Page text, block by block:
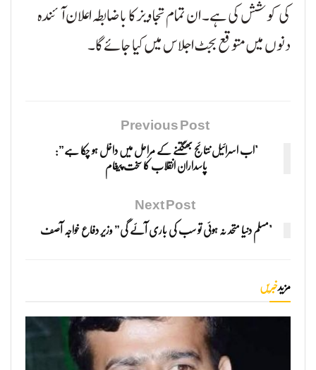
کی کوشش کی ہے۔ ان تمام تجاویز کا باضابطہ اعلان آئندہ
دنوں میں متوقع بجٹ اجلاس میں کیا جائے گا۔
Previous Post
"اب اسرائیل نتائج بھگتنے کے مراحل میں داخل ہو چکا ہے”:
پاسداران انقلاب کا سخت پیغام
Next Post
"مسلم دنیا متحد نہ ہوئی تو سب کی باری آئے گی” وزیر دفاع خواجہ آصف
مزیدخبریں